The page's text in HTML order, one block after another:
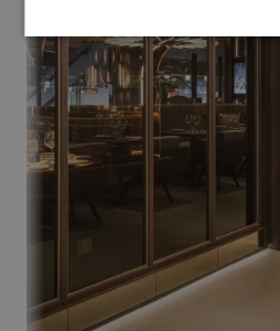
PSV Executive Floor